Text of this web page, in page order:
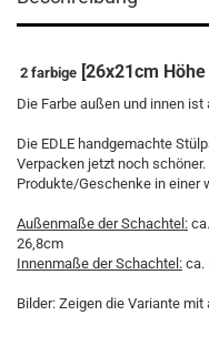
2 farbige [26x21cm Höhe
Die Farbe außen und innen ist
Die EDLE handgemachte
Verpacken jetzt noch
Produkte/Geschenke in einer
Außenmaße der Schachtel:
26,8cm
Innenmaße der Schachtel: ca.
Bilder: Zeigen die Variante